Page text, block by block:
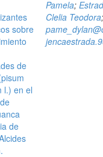
sobre
de
l.) en el
de
Pamela;
Clelia Teodora;